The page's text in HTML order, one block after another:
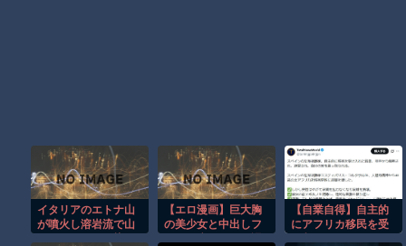
イタリアのエトナ山
が噴火し溶岩流で山
【エロ漫画】巨大胸
の美少女と中出しフ
【自業自得】自主的
にアフリカ移民を受